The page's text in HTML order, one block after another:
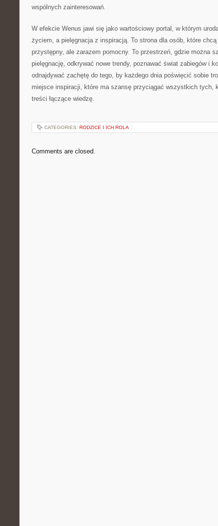
wspólnych zainteresowań.
W efekcie Wenus jawi się jako wartościowy portal, w którym
życiem, a pielęgnacja z inspiracją. To strona dla osób, które
przystępny, ale zarazem pomocny. To przestrzeń, gdzie można
pielęgnację, odkrywać nowe trendy, poznawać świat zabiegów i
odnajdywać zachętę do tego, by każdego dnia poświęcić sobie
miejsce inspiracji, które ma szansę przyciągać wszystkich tych,
treści łączące wiedzę.
CATEGORIES: RODZICE I ICH ROLA
Comments are closed.